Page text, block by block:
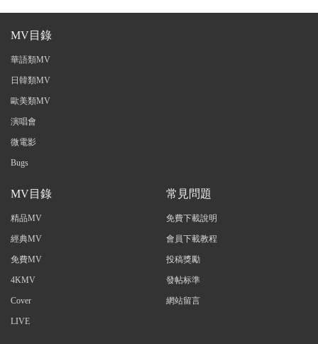
MV目錄
華語類MV
日韓類MV
歐美類MV
演唱會
微電影
Bugs
MV目錄
精品MV
經典MV
免費MV
4KMV
Cover
LIVE
常見問題
免費下載說明
會員下載教程
投稿獎勵
發帖标準
網站留言